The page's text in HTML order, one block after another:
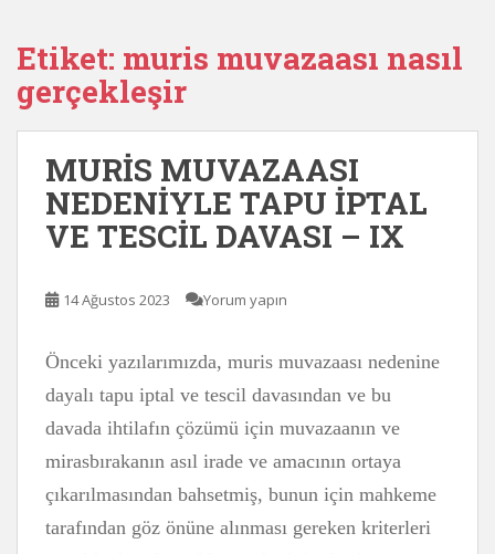
Etiket: muris muvazaası nasıl
gerçekleşir
MURİS MUVAZAASI
NEDENİYLE TAPU İPTAL
VE TESCİL DAVASI – IX
14 Ağustos 2023 Yorum yapın
Önceki yazılarımızda, muris muvazaası nedenine
dayalı tapu iptal ve tescil davasından ve bu
davada ihtilafın çözümü için muvazaanın ve
mirasbırakanın asıl irade ve amacının ortaya
çıkarılmasından bahsetmiş, bunun için mahkeme
tarafından göz önüne alınması gereken kriterleri